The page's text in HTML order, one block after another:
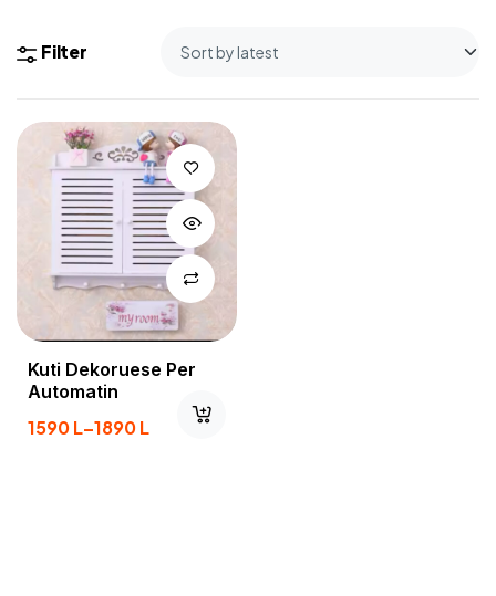
Filter
Kuti Dekoruese Per
Automatin
1590L–1890L